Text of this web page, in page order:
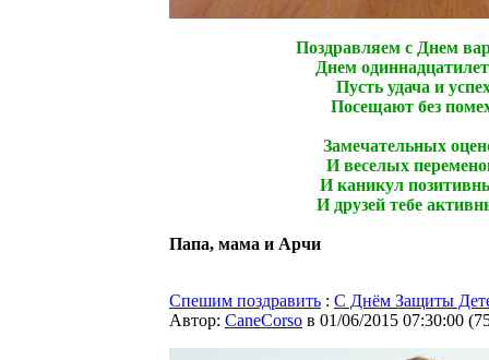
Поздравляем с Днем
Днем
Пусть удача и
Посещают без
Замечательных
И веселых
И каникул
И друзей тебе
Папа, мама и Арчи
Спешим поздравить : C Днём Защиты
Автор: CaneCorso в 01/06/2015 07:30:00 (